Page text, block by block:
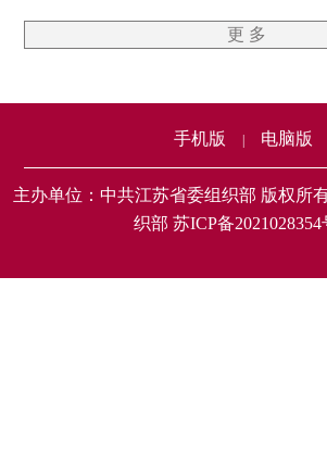
更 多
手机版 电脑版
主办单位：中共江苏省委组织部 版权所
织部 苏ICP备2021028354